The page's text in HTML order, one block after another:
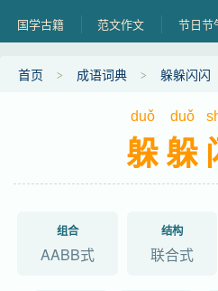
国学古籍 范文作文 节日节
首页 成语词典 躲躲闪闪
duǒ duǒ
躲躲
组合
AABB式
结构
联合式